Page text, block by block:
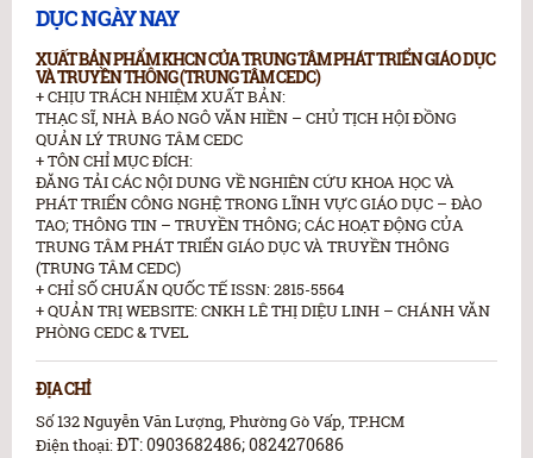
DỤC NGÀY NAY
XUẤT BẢN PHẨM KHCN CỦA TRUNG TÂM PHÁT TRIỂN GIÁO DỤC
VÀ TRUYỀN THÔNG (TRUNG TÂM CEDC)
+ CHỊU TRÁCH NHIỆM XUẤT BẢN:
THẠC SĨ, NHÀ BÁO NGÔ VĂN HIỀN – CHỦ TỊCH HỘI ĐỒNG
QUẢN LÝ TRUNG TÂM CEDC
+ TÔN CHỈ MỤC ĐÍCH:
ĐĂNG TẢI CÁC NỘI DUNG VỀ NGHIÊN CỨU KHOA HỌC VÀ
PHÁT TRIỂN CÔNG NGHỆ TRONG LĨNH VỰC GIÁO DỤC – ĐÀO
TAO; THÔNG TIN – TRUYỀN THÔNG; CÁC HOẠT ĐỘNG CỦA
TRUNG TÂM PHÁT TRIỂN GIÁO DỤC VÀ TRUYỀN THÔNG
(TRUNG TÂM CEDC)
+ CHỈ SỐ CHUẨN QUỐC TẾ ISSN: 2815-5564
+ QUẢN TRỊ WEBSITE: CNKH LÊ THỊ DIỆU LINH – CHÁNH VĂN
PHÒNG CEDC & TVEL
ĐỊA CHỈ
Số 132 Nguyễn Văn Lượng, Phường Gò Vấp, TP.HCM
Điện thoại:ĐT: 0903682486; 0824270686